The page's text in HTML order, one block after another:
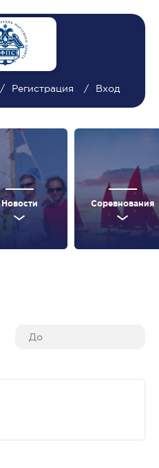
Регистрация Вход
Новости Соревнования